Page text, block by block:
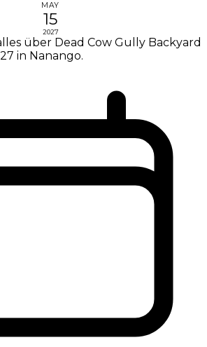
MAY
15
2027
über Dead Cow Gully Backyard
in Nanango.